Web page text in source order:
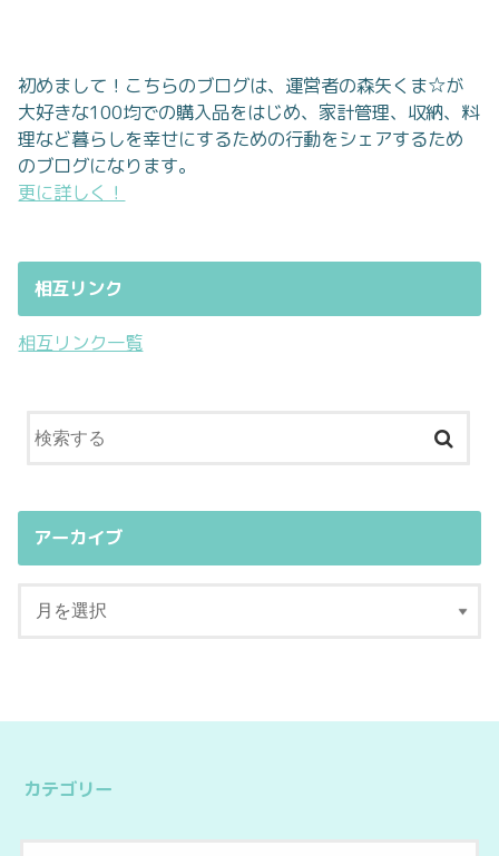
初めまして！こちらのブログは、運営者の森矢くま☆が
大好きな100均での購入品をはじめ、家計管理、収納、料
理など暮らしを幸せにするための行動をシェアするため
のブログになります。
更に詳しく！
相互リンク
相互リンク一覧
アーカイブ
カテゴリー